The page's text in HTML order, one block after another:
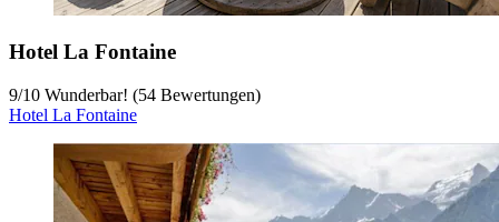
Hotel La Fontaine
9/10 Wunderbar! (54 Bewertungen)
Hotel La Fontaine